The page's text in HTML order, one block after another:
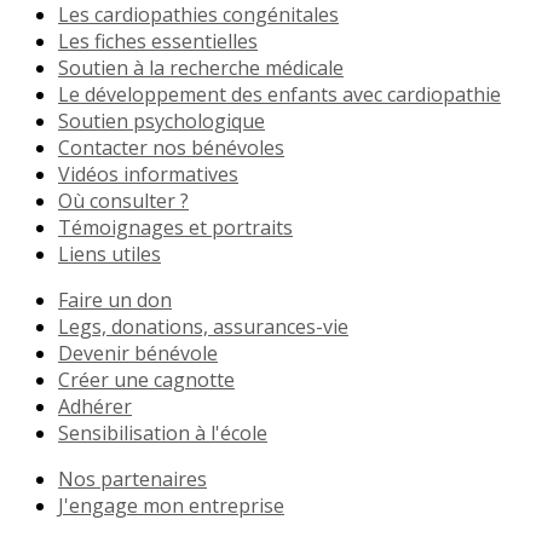
Les cardiopathies congénitales
Les fiches essentielles
Soutien à la recherche médicale
Le développement des enfants avec cardiopathie
Soutien psychologique
Contacter nos bénévoles
Vidéos informatives
Où consulter ?
Témoignages et portraits
Liens utiles
Faire un don
Legs, donations, assurances-vie
Devenir bénévole
Créer une cagnotte
Adhérer
Sensibilisation à l'école
Nos partenaires
J'engage mon entreprise